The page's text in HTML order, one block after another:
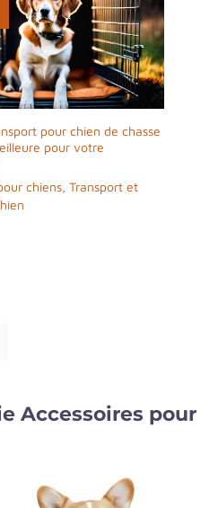
pour chien de chasse
pour votre
chiens, Transport et
Accessoires pour